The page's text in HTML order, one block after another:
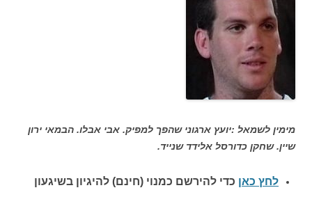
מימין לשמאל :יועץ ארגוני שהפך למפיק. אבי אבלו. הבמאי ירון
שיין. שחקן כדורסל אלידד שנייד.
לחץ כאן כדי להירשם כמנוי (חינם) להיגיון בשיגעון